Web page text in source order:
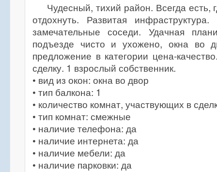
Чудесный, тихий район. Всегда есть,
отдохнуть. Развитая
замечательные соседи. Удачная
подъезде чисто и ухожено, окна во
предложение в категории цена-
сделку. 1 взрослый собственник.
• вид из окон: окна во двор
• тип балкона: 1
• количество комнат, участвующих в
• тип комнат: смежные
• наличие телефона: да
• наличие интернета: да
• наличие мебели: да
• наличие парковки: да